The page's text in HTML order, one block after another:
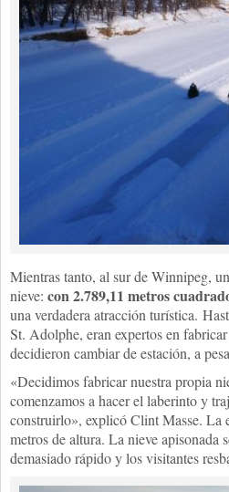
Mientras tanto, al sur de Winnipeg,
nieve: con 2.789,11 metros
una verdadera atracción turística.
St. Adolphe, eran expertos en
decidieron cambiar de estación, a
«Decidimos fabricar nuestra propia
comenzamos a hacer el laberinto y
construirlo», explicó Clint Masse. La
metros de altura. La nieve apisonada
demasiado rápido y los visitantes